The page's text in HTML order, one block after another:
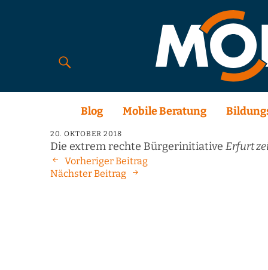
Blog Mobile Beratung
20. OKTOBER 2018
Die extrem rechte Bürgerinitiative Erfurt
Vorheriger Beitrag
Nächster Beitrag